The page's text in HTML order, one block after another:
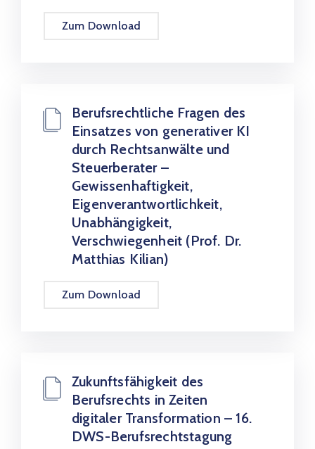
Zum Download
Berufsrechtliche Fragen des
Einsatzes von generativer KI
durch Rechtsanwälte und
Steuerberater –
Gewissenhaftigkeit,
Eigenverantwortlichkeit,
Unabhängigkeit,
Verschwiegenheit (Prof. Dr.
Matthias Kilian)
Zum Download
Zukunftsfähigkeit des
Berufsrechts in Zeiten
digitaler Transformation – 16.
DWS-Berufsrechtstagung